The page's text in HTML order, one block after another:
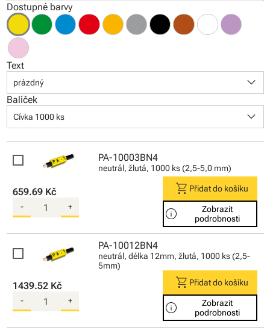
Dostupné barvy
Text
prázdný keyboard_arrow_down
Balíček
Cívka 1000 ks keyboard_arrow_down
PA-10003BN4
neutrál, žlutá, 1000 ks (2,5-5,0 mm)
659.69 Kč
- +
shopping_cart Přidat do košíku
info
Zobrazit
podrobnosti
PA-10012BN4
neutrál, délka 12mm, žlutá, 1000 ks (2,5-
5mm)
1439.52 Kč
- +
shopping_cart Přidat do košíku
info
Zobrazit
podrobnosti